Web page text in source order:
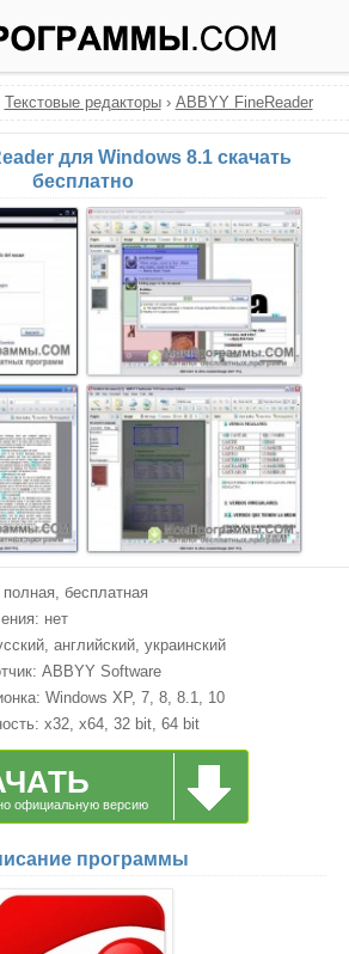
Текстовые редакторы› ABBYY FineReader
для Windows 8.1 скачать
бесплатно
бесплатная
нет
английский, украинский
ABBYY Software
Windows XP, 7, 8, 8.1, 10
x32, x64, 32 bit, 64 bit
официальную версию
программы